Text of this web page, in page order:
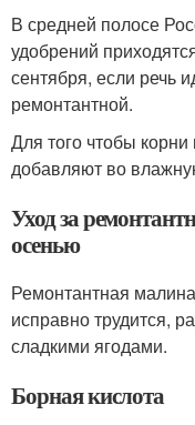
В средней полосе
удобрений
сентября, если речь
ремонтантной.
Для того чтобы
добавляют во
Уход за
осенью
Ремонтантная
исправно трудится,
сладкими ягодами.
Борная кислота